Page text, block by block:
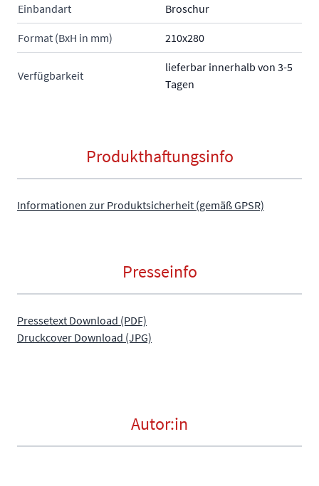
Einbandart Broschur
Format (BxH in mm) 210x280
Verfügbarkeit
lieferbar innerhalb von 3-5
Tagen
Produkthaftungsinfo
Informationen zur Produktsicherheit (gemäß GPSR)
Presseinfo
Pressetext Download (PDF)
Druckcover Download (JPG)
Autor:in